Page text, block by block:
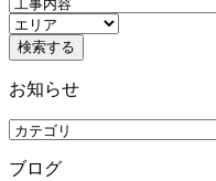
お知らせ
ブログ